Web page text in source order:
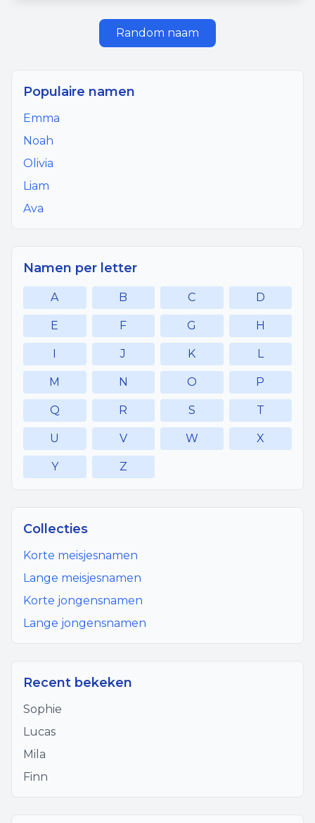
Random naam
Populaire namen
Emma
Noah
Olivia
Liam
Ava
Namen per letter
A B C D
E F G H
I J K L
M N O P
Q R S T
U V W X
Y Z
Collecties
Korte meisjesnamen
Lange meisjesnamen
Korte jongensnamen
Lange jongensnamen
Recent bekeken
Sophie
Lucas
Mila
Finn